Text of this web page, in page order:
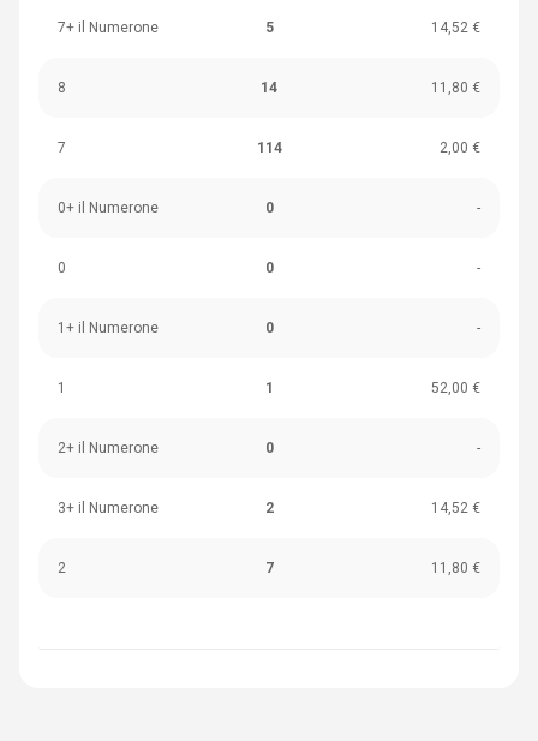
7+ il Numerone 5 14,52 €
8 14 11,80 €
7 114 2,00 €
0+ il Numerone 0 -
0 0 -
1+ il Numerone 0 -
1 1 52,00 €
2+ il Numerone 0 -
3+ il Numerone 2 14,52 €
2 7 11,80 €